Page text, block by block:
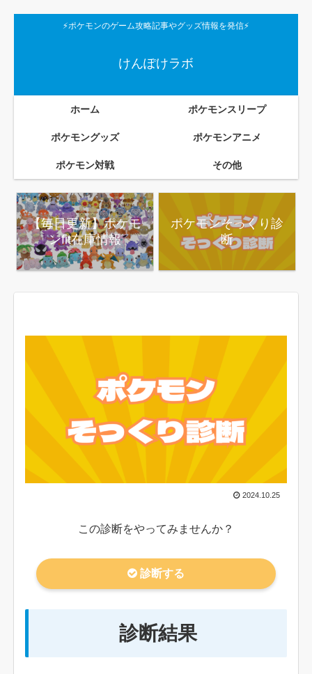
⚡ポケモンのゲーム攻略記事やグッズ情報を発信⚡
けんぽけラボ
ホーム ポケモンスリープ
ポケモングッズ ポケモンアニメ
ポケモン対戦 その他
【毎日更新】ポケモ
ンfit在庫情報
ポケモンそっくり診
断
2024.10.25
この診断をやってみませんか？
診断する
診断結果